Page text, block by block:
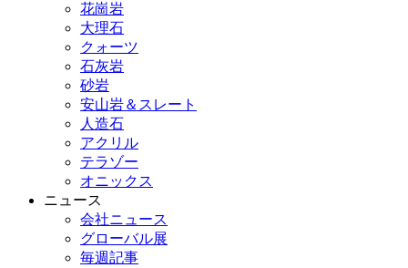
花崗岩
大理石
クォーツ
石灰岩
砂岩
安山岩＆スレート
人造石
アクリル
テラゾー
オニックス
ニュース
会社ニュース
グローバル展
毎週記事